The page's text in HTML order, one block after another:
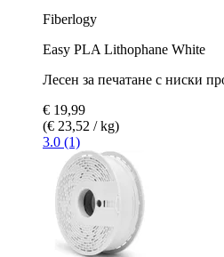
Fiberlogy
Easy PLA Lithophane White
Лесен за печатане с ниски
€ 19,99
(€ 23,52 / kg)
3.0 (1)